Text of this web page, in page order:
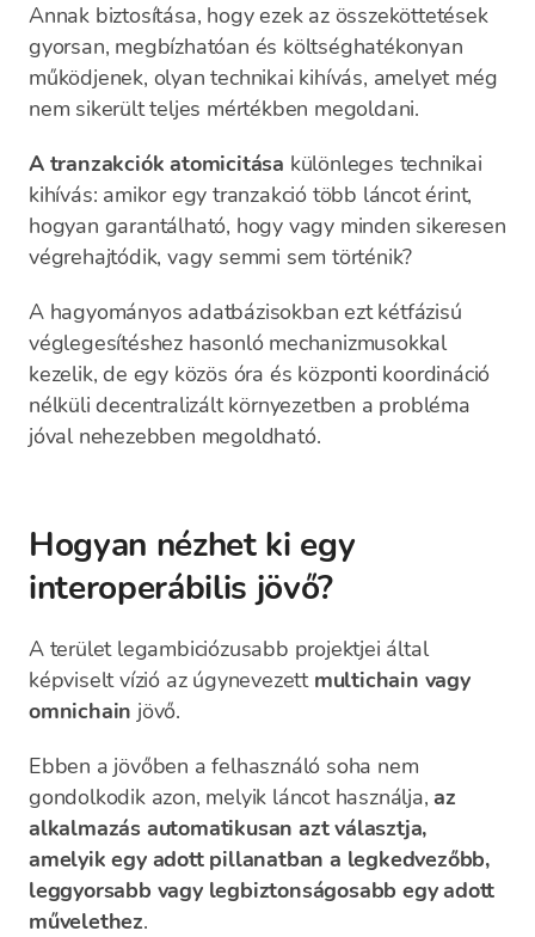
Annak biztosítása, hogy ezek az összeköttetések
gyorsan, megbízhatóan és költséghatékonyan
működjenek, olyan technikai kihívás, amelyet még
nem sikerült teljes mértékben megoldani.
A tranzakciók atomicitása különleges technikai
kihívás: amikor egy tranzakció több láncot érint,
hogyan garantálható, hogy vagy minden sikeresen
végrehajtódik, vagy semmi sem történik?
A hagyományos adatbázisokban ezt kétfázisú
véglegesítéshez hasonló mechanizmusokkal
kezelik, de egy közös óra és központi koordináció
nélküli decentralizált környezetben a probléma
jóval nehezebben megoldható.
Hogyan nézhet ki egy
interoperábilis jövő?
A terület legambiciózusabb projektjei által
képviselt vízió az úgynevezett multichain vagy
omnichain jövő.
Ebben a jövőben a felhasználó soha nem
gondolkodik azon, melyik láncot használja,az
alkalmazás automatikusan azt választja,
amelyik egy adott pillanatban a legkedvezőbb,
leggyorsabb vagy legbiztonságosabb egy adott
művelethez.